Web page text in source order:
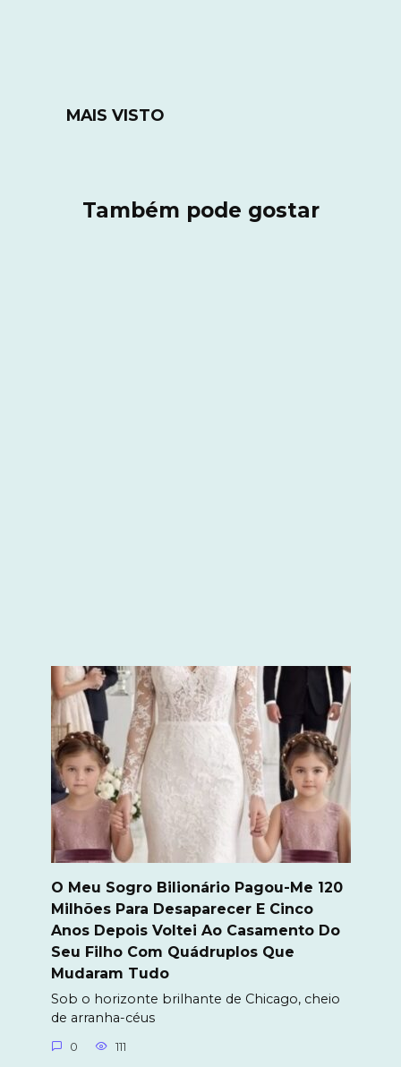
MAIS VISTO
Também pode gostar
O Meu Sogro Bilionário Pagou-Me 120
Milhões Para Desaparecer E Cinco
Anos Depois Voltei Ao Casamento Do
Seu Filho Com Quádruplos Que
Mudaram Tudo
Sob o horizonte brilhante de Chicago, cheio
de arranha-céus
0 111